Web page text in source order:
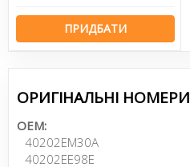
ПРИДБАТИ
ОРИГІНАЛЬНІ НОМЕРИ
OEM:
40202EM30A
40202EE98E